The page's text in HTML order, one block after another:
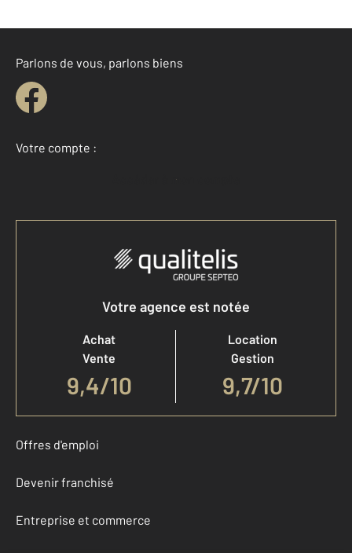
Parlons de vous, parlons biens
Votre compte :
Accéder à mon compte
Votre agence est notée
Achat
Vente
9,4/10
Location
Gestion
9,7/10
Offres d'emploi
Devenir franchisé
Entreprise et commerce